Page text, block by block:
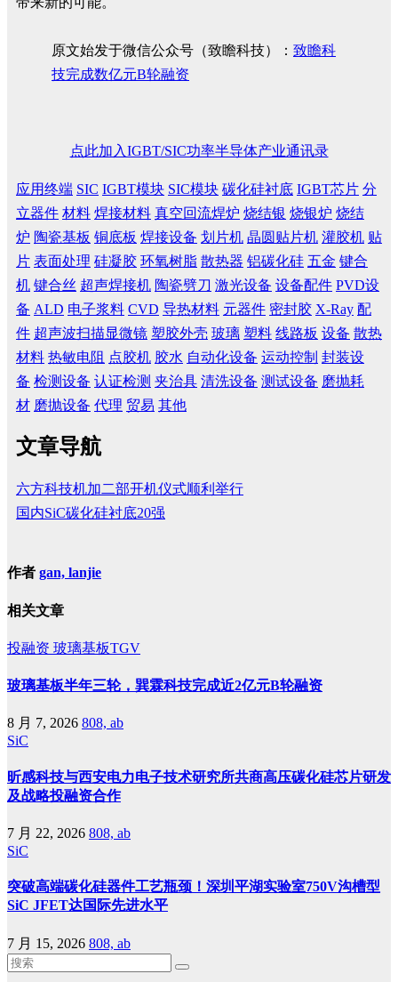
原文始发于微信公众号（致瞻科技）： 致瞻科
技完成数亿元B轮融资
点此加入IGBT/SIC功率半导体产业通讯录
应用终端 SIC IGBT模块 SIC模块 碳化硅衬底 IGBT芯片 分
立器件 材料 焊接材料 真空回流焊炉 烧结银 烧银炉 烧结
炉 陶瓷基板 铜底板 焊接设备 划片机 晶圆贴片机 灌胶机 贴
片 表面处理 硅凝胶 环氧树脂 散热器 铝碳化硅 五金 键合
机 键合丝 超声焊接机 陶瓷劈刀 激光设备 设备配件 PVD设
备 ALD 电子浆料 CVD 导热材料 元器件 密封胶 X-Ray 配
件 超声波扫描显微镜 塑胶外壳 玻璃 塑料 线路板 设备 散热
材料 热敏电阻 点胶机 胶水 自动化设备 运动控制 封装设
备 检测设备 认证检测 夹治具 清洗设备 测试设备 磨抛耗
材 磨抛设备 代理 贸易 其他
文章导航
六方科技机加二部开机仪式顺利举行
国内SiC碳化硅衬底20强
作者 gan, lanjie
相关文章
投融资 玻璃基板TGV
玻璃基板半年三轮，巽霖科技完成近2亿元B轮融资
8 月 7, 2026 808, ab
SiC
昕感科技与西安电力电子技术研究所共商高压碳化硅芯片研发
及战略投融资合作
7 月 22, 2026 808, ab
SiC
突破高端碳化硅器件工艺瓶颈！深圳平湖实验室750V沟槽型
SiC JFET达国际先进水平
7 月 15, 2026 808, ab